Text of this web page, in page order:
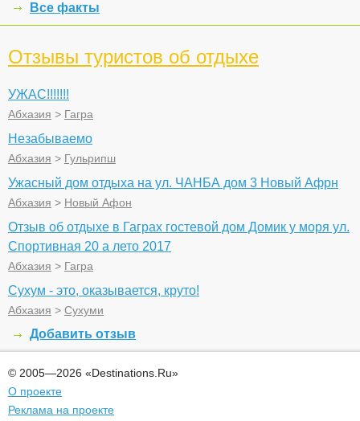
Все факты
Отзывы туристов об отдыхе
УЖАС!!!!!!!
Абхазия > Гагра
Незабываемо
Абхазия > Гульрипш
Ужасный дом отдыха на ул. ЧАНБА дом 3 Новый Афрн
Абхазия > Новый Афон
Отзыв об отдыхе в Гаграх гостевой дом Домик у моря ул.
Спортивная 20 а лето 2017
Абхазия > Гагра
Сухум - это, оказывается, круто!
Абхазия > Сухуми
Добавить отзыв
© 2005—2026 «Destinations.Ru»
О проекте
Реклама на проекте